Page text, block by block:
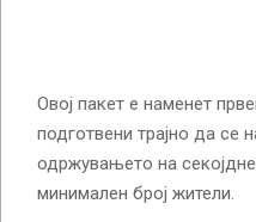
Овој пакет е наменет
подготвени трајно да се
одржувањето на
минимален број жители.